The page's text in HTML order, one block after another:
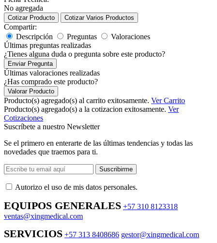
No agregada
Cotizar Producto Cotizar Varios Productos
Compartir:
Descripción
Preguntas
Valoraciones
Últimas preguntas realizadas
¿Tienes alguna duda o pregunta sobre este producto?
Enviar Pregunta
Últimas valoraciones realizadas
¿Has comprado este producto?
Valorar Producto
Producto(s) agregado(s) al carrito exitosamente. Ver Carrito
Producto(s) agregado(s) a la cotizacion exitosamente. Ver
Cotizaciones
Suscríbete a nuestro Newsletter
Se el primero en enterarte de las últimas tendencias y todas las
novedades que traemos para ti.
Suscribirme
Autorizo ​​el uso de mis datos personales.
EQUIPOS GENERALES +57 310 8123318
ventas@xingmedical.com
SERVICIOS +57 313 8408686 gestor@xingmedical.com